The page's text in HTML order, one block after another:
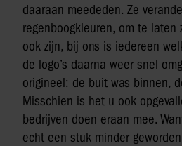
daaraan meededen. Ze
regenboogkleuren, om te
ook zijn, bij ons is iedereen
de logo’s daarna weer snel
origineel: de buit was binnen,
Misschien is het u ook
bedrijven doen eraan mee.
echt een stuk minder